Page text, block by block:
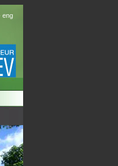
eng